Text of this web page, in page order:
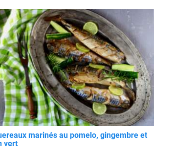
marinés au pomelo, gingembre et
vert